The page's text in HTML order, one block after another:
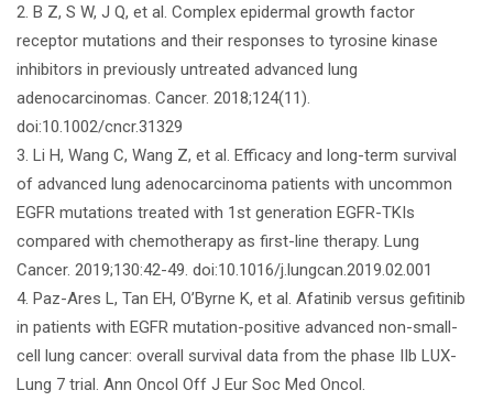
2. B Z, S W, J Q, et al. Complex epidermal growth factor
receptor mutations and their responses to tyrosine kinase
inhibitors in previously untreated advanced lung
adenocarcinomas. Cancer. 2018;124(11).
doi:10.1002/cncr.31329
3. Li H, Wang C, Wang Z, et al. Efficacy and long-term survival
of advanced lung adenocarcinoma patients with uncommon
EGFR mutations treated with 1st generation EGFR-TKIs
compared with chemotherapy as first-line therapy. Lung
Cancer. 2019;130:42-49. doi:10.1016/j.lungcan.2019.02.001
4. Paz-Ares L, Tan EH, O’Byrne K, et al. Afatinib versus gefitinib
in patients with EGFR mutation-positive advanced non-small-
cell lung cancer: overall survival data from the phase IIb LUX-
Lung 7 trial. Ann Oncol Off J Eur Soc Med Oncol.